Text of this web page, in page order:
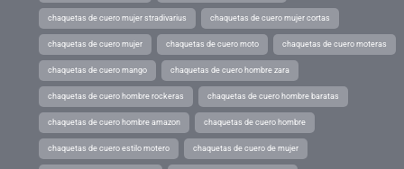
chaquetas de cuero mujer stradivarius chaquetas de cuero mujer cortas
chaquetas de cuero mujer chaquetas de cuero moto chaquetas de cuero moteras
chaquetas de cuero mango chaquetas de cuero hombre zara
chaquetas de cuero hombre rockeras chaquetas de cuero hombre baratas
chaquetas de cuero hombre amazon chaquetas de cuero hombre
chaquetas de cuero estilo motero chaquetas de cuero de mujer